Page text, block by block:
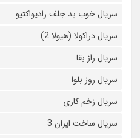
سریال خوب بد جلف رادیواکتیو
سریال دراکولا (هیولا 2)
سریال راز بقا
سریال روز بلوا
سریال زخم کاری
سریال ساخت ایران 3